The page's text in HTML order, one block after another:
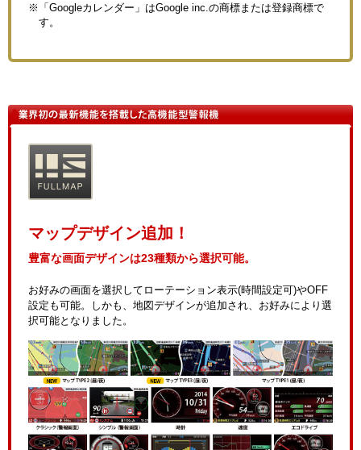
※「Googleカレンダー」はGoogle inc.の商標または登録商標で
す。
マップデザイン追加！
豊富な画面デザインは23種類から選択可能。
お好みの画面を選択してローテーション表示(時間設定可)やOFF
設定も可能。しかも、地図デザインが追加され、お好みにより選
択可能となりました。